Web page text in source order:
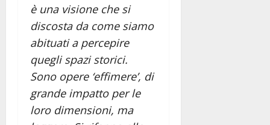
è una visione che si
discosta da come siamo
abituati a percepire
quegli spazi storici.
Sono opere ‘effimere’, di
grande impatto per le
loro dimensioni, ma